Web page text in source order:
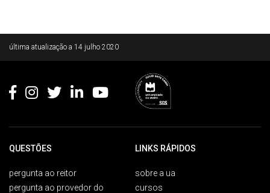
última atualização a 14 julho 2020
QUESTÕES
pergunta ao reitor
pergunta ao provedor do
LINKS RÁPIDOS
sobre a ua
cursos